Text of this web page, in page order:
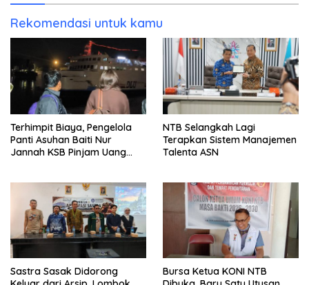
Rekomendasi untuk kamu
Terhimpit Biaya, Pengelola
Panti Asuhan Baiti Nur
Jannah KSB Pinjam Uang
Kunjung Tuntas
NTB Selangkah Lagi
Terapkan Sistem Manajemen
Talenta ASN
Sastra Sasak Didorong
Bursa Ketua KONI NTB